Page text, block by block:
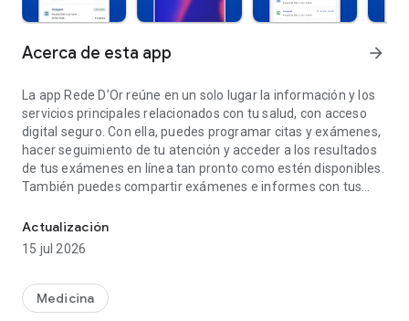
Acerca de esta app arrow_forward
La app Rede D’Or reúne en un solo lugar la información y los
servicios principales relacionados con tu salud, con acceso
digital seguro. Con ella, puedes programar citas y exámenes,
hacer seguimiento de tu atención y acceder a los resultados
de tus exámenes en línea tan pronto como estén disponibles.
También puedes compartir exámenes e informes con tus
para el seguimiento de tu salud. Tu información de salud está
organizada para un acceso rápido, en cualquier momento y
lugar.
Qué puedes hacer en la app Rede D’Or:
Actualización
15 jul 2026
Medicina